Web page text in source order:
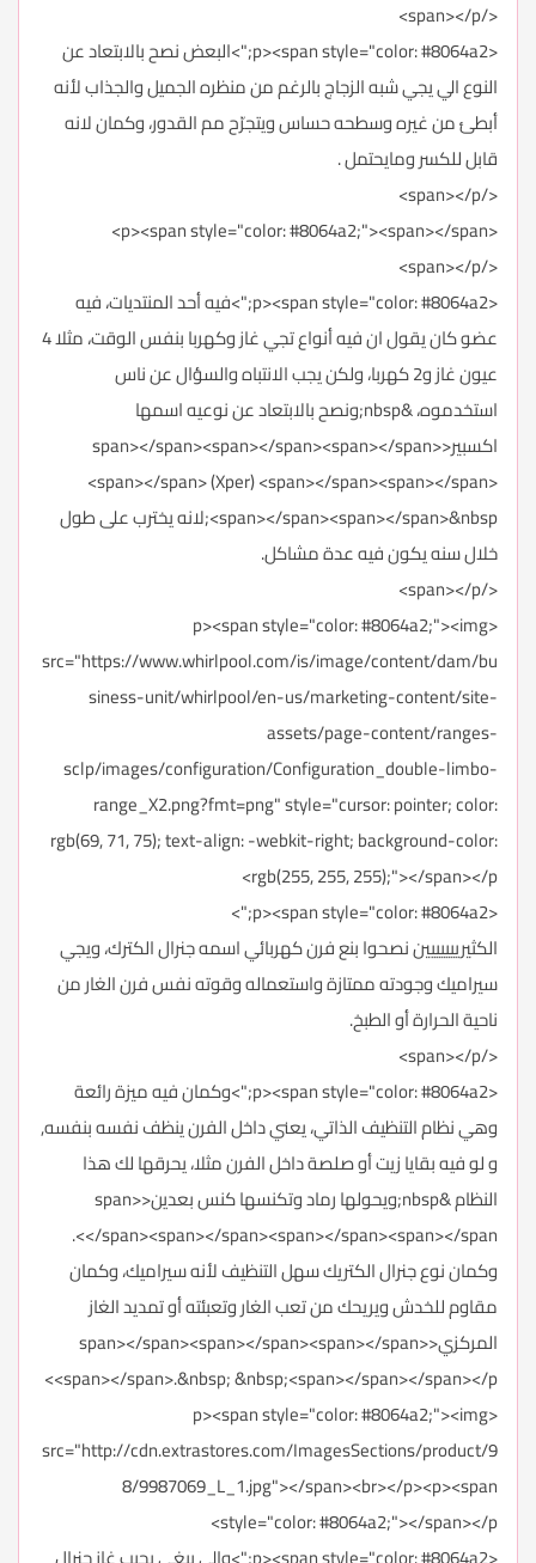
</span></p>
<p><span style="color: #8064a2;">البعض نصح بالابتعاد عن
النوع الي يجي شبه الزجاج بالرغم من منظره الجميل والجذاب لأنه
أبطئ من غيره وسطحه حساس ويتجرّح مم القدور، وكمان لانه
قابل للكسر ومايحتمل .
</span></p>
<p><span style="color: #8064a2;"><span></span>
</span></p>
<p><span style="color: #8064a2;">فيه أحد المنتديات، فيه
عضو كان يقول ان فيه أنواع تجي غاز وكهربا بنفس الوقت، مثلا 4
عيون غاز و2 كهربا، ولكن يجب الانتباه والسؤال عن ناس
استخدموه، &nbsp;ونصح بالابتعاد عن نوعيه اسمها
اكسبير<span></span><span></span><span></span>
<span></span> (Xper) <span></span><span></span>
<span></span><span></span>&nbsp;لانه يخترب على طول
خلال سنه يكون فيه عدة مشاكل.
</span></p>
<p><span style="color: #8064a2;"><img
src="https://www.whirlpool.com/is/image/content/dam/bu
siness-unit/whirlpool/en-us/marketing-content/site-
assets/page-content/ranges-
sclp/images/configuration/Configuration_double-limbo-
range_X2.png?fmt=png" style="cursor: pointer; color:
rgb(69, 71, 75); text-align: -webkit-right; background-color:
rgb(255, 255, 255);"></span></p>
<p><span style="color: #8064a2;">
الكثيرييييييين نصحوا بنع فرن كهربائي اسمه جنرال الكترك، ويجي
سيراميك وجودته ممتازة واستعماله وقوته نفس فرن الغار من
ناحية الحرارة أو الطبخ.
</span></p>
<p><span style="color: #8064a2;">وكمان فيه ميزة رائعة
وهي نظام التنظيف الذاتي، يعني داخل الفرن ينظف نفسه بنفسه,
و لو فيه بقايا زيت أو صلصة داخل الفرن مثلا، يحرقها لك هذا
النظام &nbsp;ويحولها رماد وتكنسها كنس بعدين<span>
</span><span></span><span></span><span></span>.
وكمان نوع جنرال الكتريك سهل التنظيف لأنه سيراميك، وكمان
مقاوم للخدش ويريحك من تعب الغار وتعبئته أو تمديد الغاز
المركزي<span></span><span></span><span></span>
<span></span>.&nbsp; &nbsp;<span></span></span></p>
<p><span style="color: #8064a2;"><img
src="http://cdn.extrastores.com/ImagesSections/product/9
8/9987069_L_1.jpg"></span><br></p><p><span
style="color: #8064a2;"></span></p>